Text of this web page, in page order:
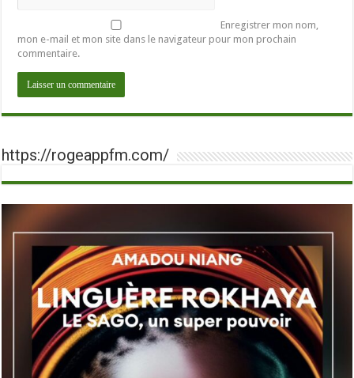
Enregistrer mon nom,
mon e-mail et mon site dans le navigateur pour mon prochain
commentaire.
https://rogeappfm.com/